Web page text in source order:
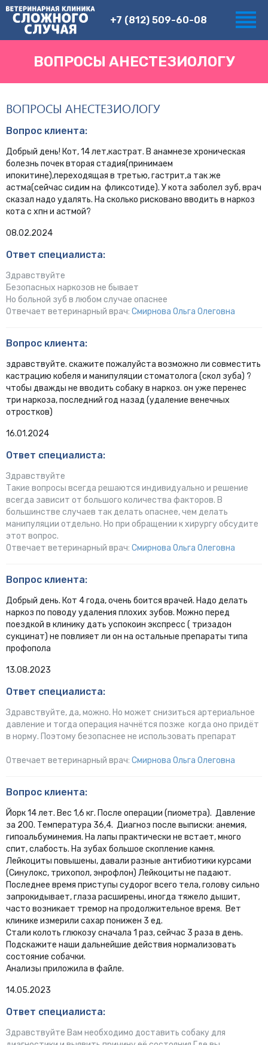
+7 (812) 509-60-08
ВОПРОСЫ АНЕСТЕЗИОЛОГУ
ВОПРОСЫ АНЕСТЕЗИОЛОГУ
Вопрос клиента:
Добрый день! Кот, 14 лет,кастрат. В анамнезе хроническая
болезнь почек вторая стадия(принимаем
ипокитине),переходящая в третью, гастрит,а так же
астма(сейчас сидим на фликсотиде). У кота заболел зуб, врач
сказал надо удалять. На сколько рисковано вводить в наркоз
кота с хпн и астмой?
08.02.2024
Ответ специалиста:
Здравствуйте
Безопасных наркозов не бывает
Но больной зуб в любом случае опаснее
Отвечает ветеринарный врач: Смирнова Ольга Олеговна
Вопрос клиента:
здравствуйте. скажите пожалуйста возможно ли совместить
кастрацию кобеля и манипуляции стоматолога (скол зуба) ?
чтобы дважды не вводить собаку в наркоз. он уже перенес
три наркоза, последний год назад (удаление венечных
отростков)
16.01.2024
Ответ специалиста:
Здравствуйте
Такие вопросы всегда решаются индивидуально и решение
всегда зависит от большого количества факторов. В
большинстве случаев так делать опаснее, чем делать
манипуляции отдельно. Но при обращении к хирургу обсудите
этот вопрос.
Отвечает ветеринарный врач: Смирнова Ольга Олеговна
Вопрос клиента:
Добрый день. Кот 4 года, очень боится врачей. Надо делать
наркоз по поводу удаления плохих зубов. Можно перед
поездкой в клинику дать успокоин экспресс ( тризадон
сукцинат) не повлияет ли он на остальные препараты типа
профопола
13.08.2023
Ответ специалиста:
Здравствуйте, да, можно. Но может снизиться артериальное
давление и тогда операция начнётся позже когда оно придёт
в норму. Поэтому безопаснее не использовать препарат
Отвечает ветеринарный врач: Смирнова Ольга Олеговна
Вопрос клиента:
Йорк 14 лет. Вес 1,6 кг. После операции (пиометра). Давление
за 200. Температура 36,4. Диагноз после выписки: анемия,
гипоальбуминемия. На лапы практически не встает, много
спит, слабость. На зубах большое скопление камня.
Лейкоциты повышены, давали разные антибиотики курсами
(Синулокс, трихопол, энрофлон) Лейкоциты не падают.
Последнее время приступы судорог всего тела, голову сильно
запрокидывает, глаза расширены, иногда тяжело дышит,
часто возникает тремор на продолжительное время. Вет
клинике измерили сахар понижен 3 ед.
Стали колоть глюкозу сначала 1 раз, сейчас 3 раза в день.
Подскажите наши дальнейшие действия нормализовать
состояние собачки.
Анализы приложила в файле.
14.05.2023
Ответ специалиста:
Здравствуйте Вам необходимо доставить собаку для